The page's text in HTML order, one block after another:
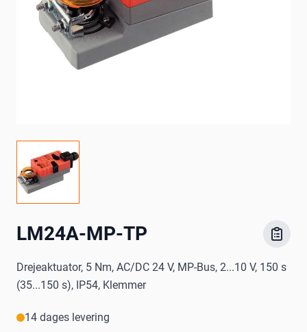
LM24A-MP-TP
Drejeaktuator, 5 Nm, AC/DC 24 V, MP-Bus, 2...10 V, 150 s
(35...150 s), IP54, Klemmer
14 dages levering